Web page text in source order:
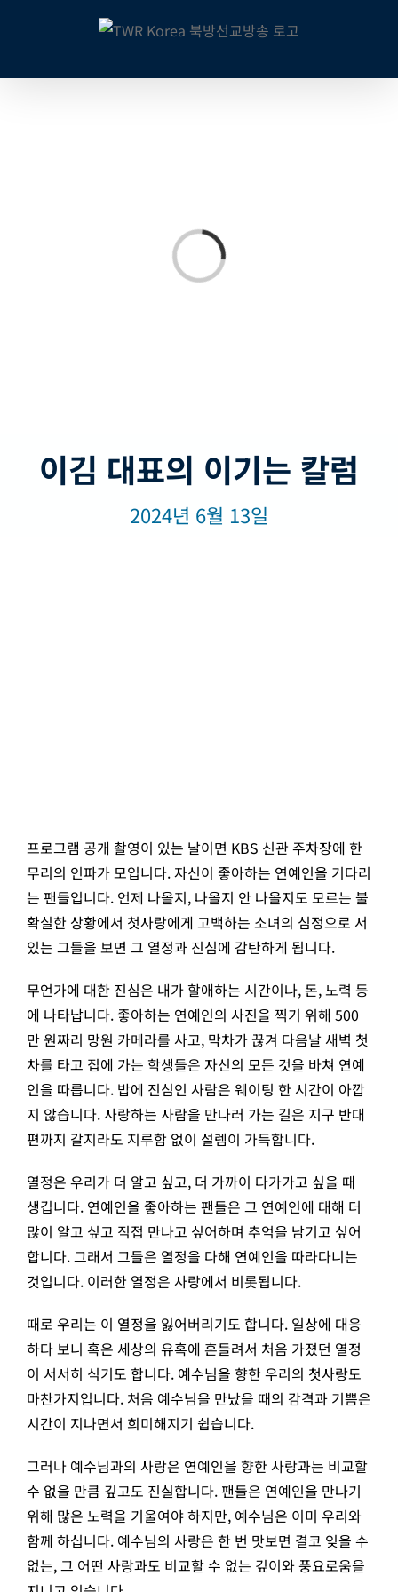
Loading...
이김 대표의 이기는 칼럼
2024년 6월 13일
프로그램 공개 촬영이 있는 날이면 KBS 신관 주차장에 한
무리의 인파가 모입니다. 자신이 좋아하는 연예인을 기다리
는 팬들입니다. 언제 나올지, 나올지 안 나올지도 모르는 불
확실한 상황에서 첫사랑에게 고백하는 소녀의 심정으로 서
있는 그들을 보면 그 열정과 진심에 감탄하게 됩니다.
무언가에 대한 진심은 내가 할애하는 시간이나, 돈, 노력 등
에 나타납니다. 좋아하는 연예인의 사진을 찍기 위해 500
만 원짜리 망원 카메라를 사고, 막차가 끊겨 다음날 새벽 첫
차를 타고 집에 가는 학생들은 자신의 모든 것을 바쳐 연예
인을 따릅니다. 밥에 진심인 사람은 웨이팅 한 시간이 아깝
지 않습니다. 사랑하는 사람을 만나러 가는 길은 지구 반대
편까지 갈지라도 지루함 없이 설렘이 가득합니다.
열정은 우리가 더 알고 싶고, 더 가까이 다가가고 싶을 때
생깁니다. 연예인을 좋아하는 팬들은 그 연예인에 대해 더
많이 알고 싶고 직접 만나고 싶어하며 추억을 남기고 싶어
합니다. 그래서 그들은 열정을 다해 연예인을 따라다니는
것입니다. 이러한 열정은 사랑에서 비롯됩니다.
때로 우리는 이 열정을 잃어버리기도 합니다. 일상에 대응
하다 보니 혹은 세상의 유혹에 흔들려서 처음 가졌던 열정
이 서서히 식기도 합니다. 예수님을 향한 우리의 첫사랑도
마찬가지입니다. 처음 예수님을 만났을 때의 감격과 기쁨은
시간이 지나면서 희미해지기 쉽습니다.
그러나 예수님과의 사랑은 연예인을 향한 사랑과는 비교할
수 없을 만큼 깊고도 진실합니다. 팬들은 연예인을 만나기
위해 많은 노력을 기울여야 하지만, 예수님은 이미 우리와
함께 하십니다. 예수님의 사랑은 한 번 맛보면 결코 잊을 수
없는, 그 어떤 사랑과도 비교할 수 없는 깊이와 풍요로움을